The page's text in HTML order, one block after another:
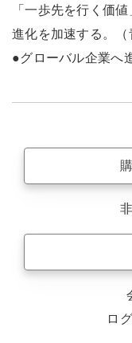
「一歩先を行く価
進化を加速する。（
●グローバル企業へ
ロ